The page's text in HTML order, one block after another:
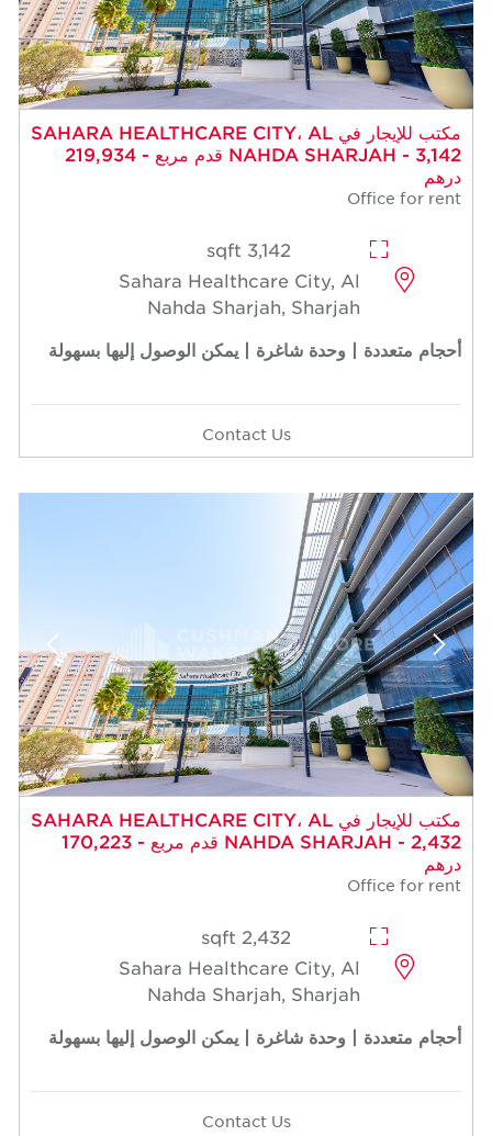
مكتب للإيجار في SAHARA HEALTHCARE CITY، AL
NAHDA SHARJAH - 3,142 قدم مربع - 219,934
درهم
Office for rent
3,142 sqft
Sahara Healthcare City, Al
Nahda Sharjah, Sharjah
أحجام متعددة | وحدة شاغرة | يمكن الوصول إليها بسهولة
Contact Us
مكتب للإيجار في SAHARA HEALTHCARE CITY، AL
NAHDA SHARJAH - 2,432 قدم مربع - 170,223
درهم
Office for rent
2,432 sqft
Sahara Healthcare City, Al
Nahda Sharjah, Sharjah
أحجام متعددة | وحدة شاغرة | يمكن الوصول إليها بسهولة
Contact Us